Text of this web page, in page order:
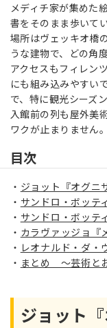
メディチ家が集めた
書をそのまま歩いて
場所はヴェッキオ橋
うな建物で、どの角
アクセスもフィレン
にも組み込みやすい
で、特に観光シーズン
入館前の列も屋外美
ワクが止まりません。
目次
ジョット『オグニ
サンドロ・ボッテ
サンドロ・ボッテ
カラヴァッジョ『
レオナルド・ダ・
まとめ ～芸術と
ジョット